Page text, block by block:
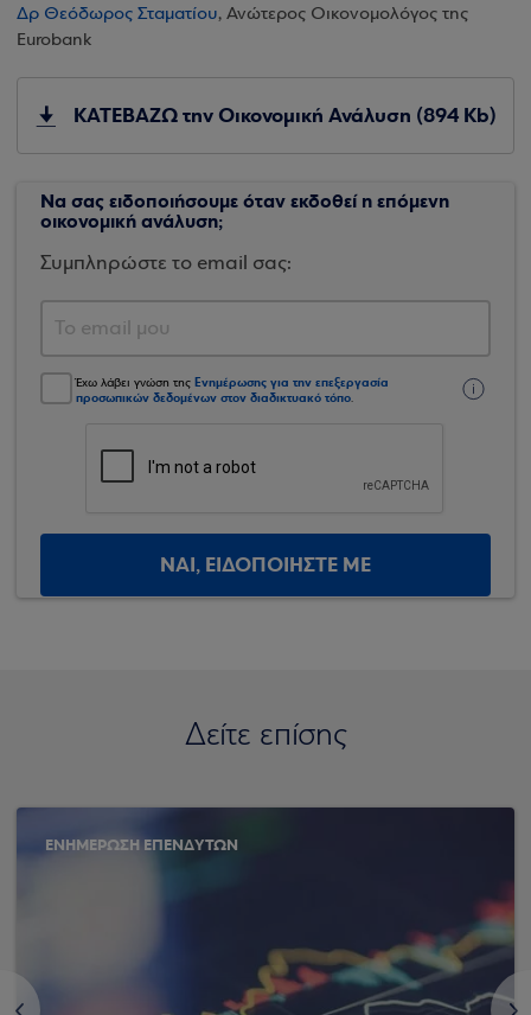
Δρ Θεόδωρος Σταματίου, Ανώτερος Οικονομολόγος της
Eurobank
ΚΑΤΕΒΑΖΩ την Οικονομική Ανάλυση (894 Kb)
Να σας ειδοποιήσουμε όταν εκδοθεί η επόμενη
οικονομική ανάλυση;
Συμπληρώστε το email σας:
Έχω λάβει γνώση της Ενημέρωσης για την επεξεργασία
προσωπικών δεδομένων στον διαδικτυακό τόπο.
ΝΑΙ, ΕΙΔΟΠΟΙΗΣΤΕ ΜΕ
Δείτε επίσης
<
ΕΝΗΜΕΡΩΣΗ ΕΠΕΝΔΥΤΩΝ
>